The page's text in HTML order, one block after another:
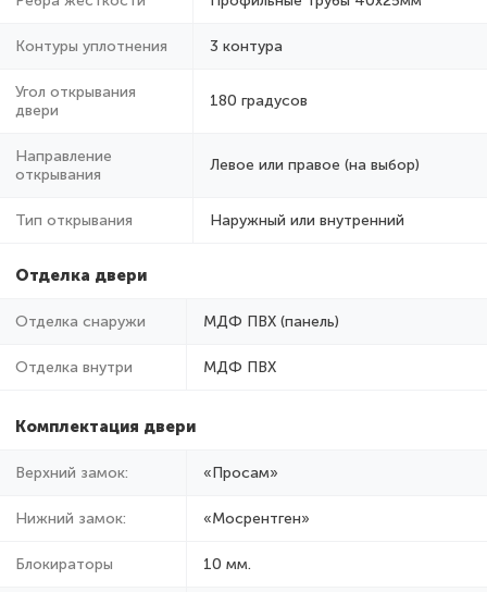
Контуры уплотнения 3 контура
Угол открывания
двери
180 градусов
Направление
открывания
Левое или правое (на выбор)
Тип открывания Наружный или внутренний
Отделка двери
Отделка снаружи МДФ ПВХ (панель)
Отделка внутри МДФ ПВХ
Комплектация двери
Верхний замок: «Просам»
Нижний замок: «Мосрентген»
Блокираторы 10 мм.